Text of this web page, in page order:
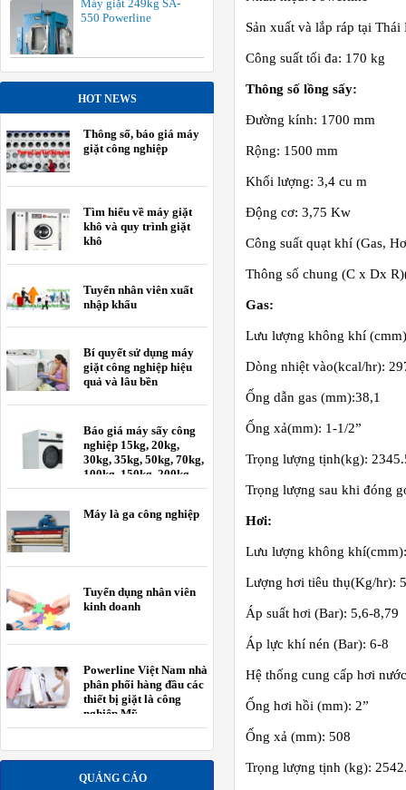
Máy giặt 249kg SA-
550 Powerline
HOT NEWS
Thông số, báo giá máy
giặt công nghiệp
Tìm hiểu về máy giặt
khô và quy trình giặt
khô
Tuyển nhân viên xuất
nhập khẩu
Bí quyết sử dụng máy
giặt công nghiệp hiệu
quả và lâu bền
Báo giá máy sấy công
nghiệp 15kg, 20kg,
30kg, 35kg, 50kg, 70kg,
100kg, 150kg, 200kg
Máy là ga công nghiệp
Tuyển dụng nhân viên
kinh doanh
Powerline Việt Nam nhà
phân phối hàng đầu các
thiết bị giặt là công
nghiệp Mỹ.
QUẢNG CÁO
Sản xuất và lắp ráp tại Thái
Công suất tối đa: 170 kg
Thông số lồng sấy:
Đường kính: 1700 mm
Rộng: 1500 mm
Khối lượng: 3,4 cu m
Động cơ: 3,75 Kw
Công suất quạt khí (Gas,
Thông số chung (C x Dx
Gas:
Lưu lượng không khí
Dòng nhiệt vào(kcal/hr):
Ống dẫn gas (mm):38,1
Ống xả(mm): 1-1/2”
Trọng lượng tịnh(kg):
Trọng lượng sau khi đóng
Hơi:
Lưu lượng không
Lượng hơi tiêu thụ(Kg/hr):
Áp suất hơi (Bar): 5,6-8,79
Áp lực khí nén (Bar): 6-8
Hệ thống cung cấp hơi
Ống hơi hồi (mm): 2”
Ống xả (mm): 508
Trọng lượng tịnh (kg):